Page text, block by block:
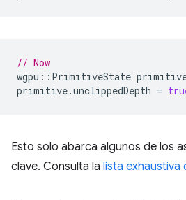
// Now
wgpu :: PrimitiveState
primitive.unclippedDepth =
Esto solo abarca algunos de los
clave. Consulta la lista exhaustiva